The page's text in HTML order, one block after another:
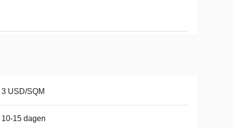
3 USD/SQM
10-15 dagen